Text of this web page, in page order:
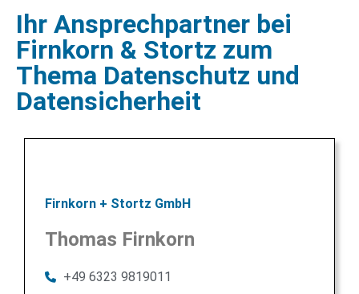
Ihr Ansprechpartner bei
Firnkorn & Stortz zum
Thema Datenschutz und
Datensicherheit
Firnkorn + Stortz GmbH
Thomas Firnkorn
+49 6323 9819011